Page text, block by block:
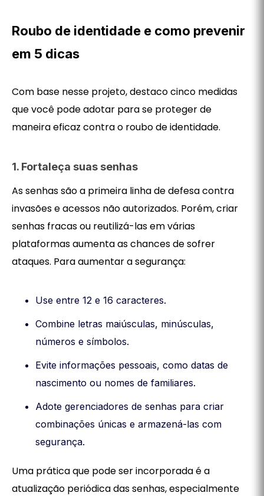
Roubo de identidade e como prevenir
em 5 dicas
Com base nesse projeto, destaco cinco medidas
que você pode adotar para se proteger de
maneira eficaz contra o roubo de identidade.
1. Fortaleça suas senhas
As senhas são a primeira linha de defesa contra
invasões e acessos não autorizados. Porém, criar
senhas fracas ou reutilizá-las em várias
plataformas aumenta as chances de sofrer
ataques. Para aumentar a segurança:
Use entre 12 e 16 caracteres.
Combine letras maiúsculas, minúsculas,
números e símbolos.
Evite informações pessoais, como datas de
nascimento ou nomes de familiares.
Adote gerenciadores de senhas para criar
combinações únicas e armazená-las com
segurança.
Uma prática que pode ser incorporada é a
atualização periódica das senhas, especialmente